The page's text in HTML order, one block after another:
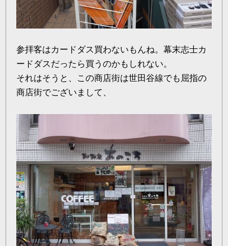
参拝客はカードダス買わないもんね。幕末志士カ
ードダスだったら買うのかもしれない。
それはそうと、この商店街は世田谷線でも屈指の
商店街でございまして、